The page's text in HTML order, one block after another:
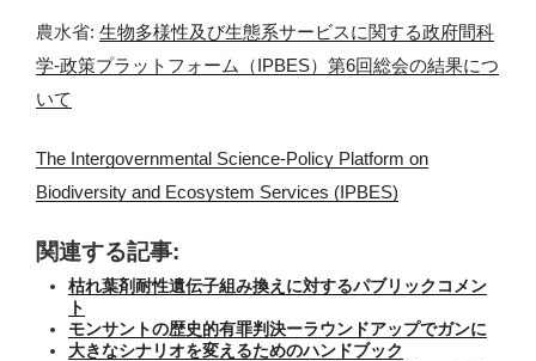
農水省: 生物多様性及び生態系サービスに関する政府間科
学-政策プラットフォーム（IPBES）第6回総会の結果につ
いて
The Intergovernmental Science-Policy Platform on
Biodiversity and Ecosystem Services (IPBES)
関連する記事:
枯れ葉剤耐性遺伝子組み換えに対するパブリックコメン
ト
モンサントの歴史的有罪判決ーラウンドアップでガンに
大きなシナリオを変えるためのハンドブック